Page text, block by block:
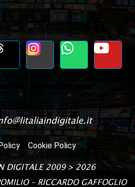
Cookie Policy
DIGITALE2009 > 2026
– RICCARDO GAFFOGLIO